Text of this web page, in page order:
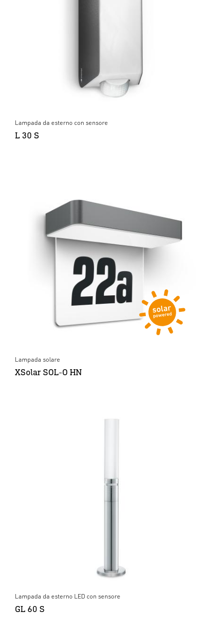
Lampada da esterno con sensore
L 30 S
Lampada solare
XSolar SOL-O HN
Lampada da esterno LED con sensore
GL 60 S